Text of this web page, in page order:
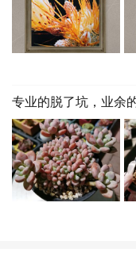
专业的脱了坑，业余